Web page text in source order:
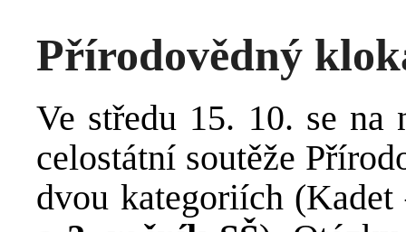
Přírodovědný
Ve středu 15. 10. se
celostátní soutěže
dvou kategoriích